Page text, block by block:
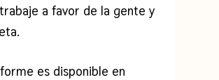
a favor de la gente y
es disponible en